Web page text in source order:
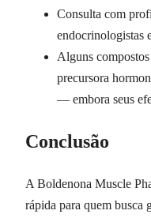
Consulta com
endocrinologistas
Alguns
precursora
— embora seus
Conclusão
A Boldenona Muscle
rápida para quem busca